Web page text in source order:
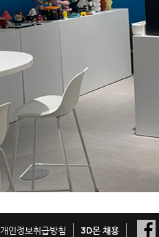
개인정보취급방침
3D몬 채용